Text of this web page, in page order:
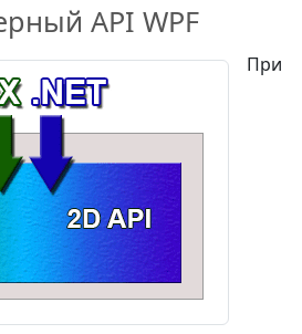
API WPF
При